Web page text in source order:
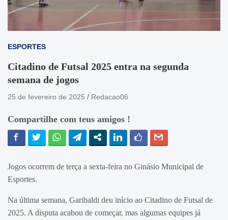
ESPORTES
Citadino de Futsal 2025 entra na segunda
semana de jogos
25 de fevereiro de 2025 Redacao06
Compartilhe com teus amigos !
Jogos ocorrem de terça a sexta-feira no Ginásio Municipal de
Esportes.
Na última semana, Garibaldi deu início ao Citadino de Futsal de
2025. A disputa acabou de começar, mas algumas equipes já